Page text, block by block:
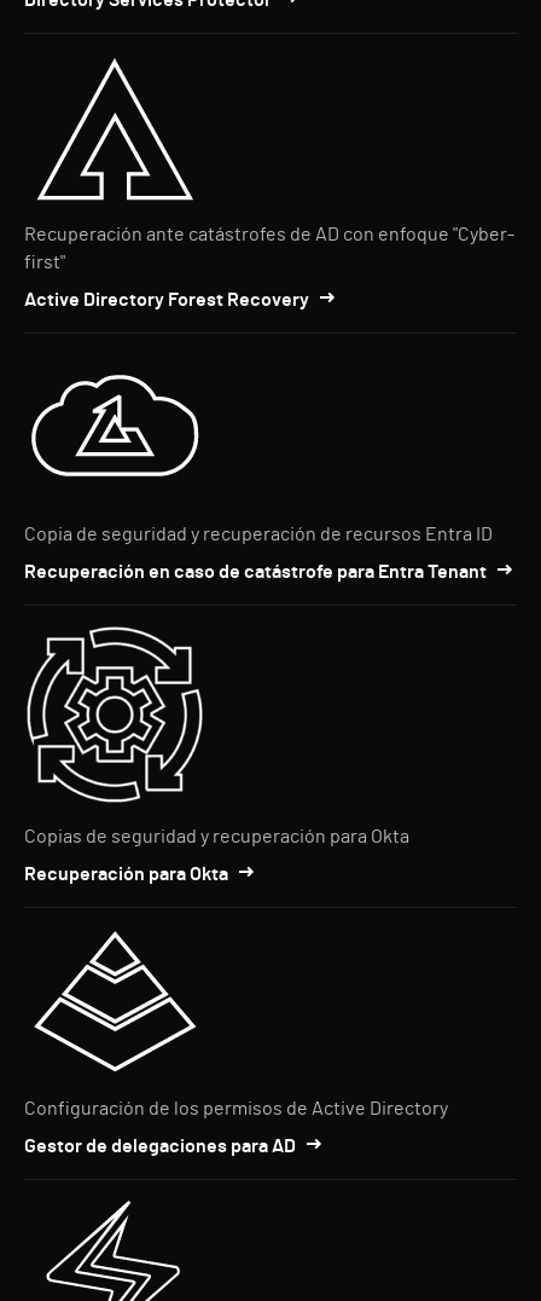
Recuperación ante catástrofes de AD con enfoque "Cyber-
first"
Active Directory Forest Recovery
Copia de seguridad y recuperación de recursos Entra ID
Recuperación en caso de catástrofe para Entra Tenant
Copias de seguridad y recuperación para Okta
Recuperación para Okta
Configuración de los permisos de Active Directory
Gestor de delegaciones para AD